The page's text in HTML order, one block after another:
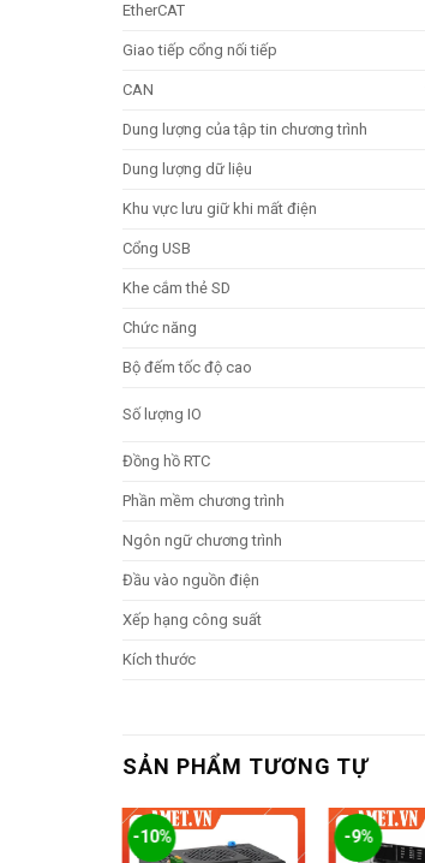
EtherCAT
Giao tiếp cổng nối tiếp
CAN
Dung lượng của tập tin chương trình
Dung lượng dữ liệu
Khu vực lưu giữ khi mất điện
Cổng USB
Khe cắm thẻ SD
Chức năng
Bộ đếm tốc độ cao
Số lượng IO
Đồng hồ RTC
Phần mềm chương trình
Ngôn ngữ chương trình
Đầu vào nguồn điện
Xếp hạng công suất
Kích thước
SẢN PHẨM TƯƠNG TỰ
-10% -9%